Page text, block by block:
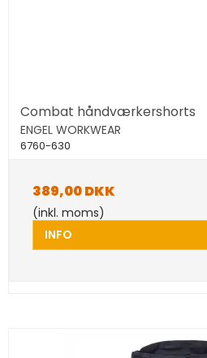
Combat håndværkershorts
ENGEL WORKWEAR
6760-630
389,00 DKK
(inkl. moms)
INFO